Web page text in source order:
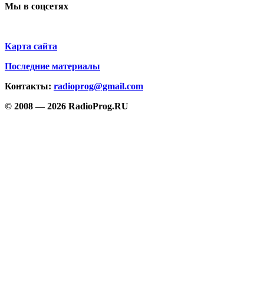
Мы в соцсетях
Карта сайта
Последние материалы
Контакты: radioprog@gmail.com
© 2008 — 2026 RadioProg.RU